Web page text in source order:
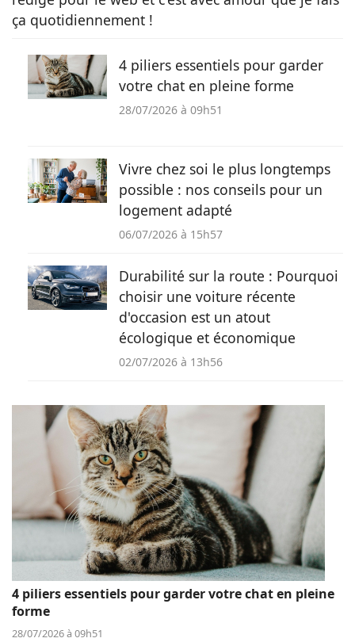
ça quotidiennement !
4 piliers essentiels pour garder
votre chat en pleine forme
28/07/2026 à 09h51
Vivre chez soi le plus longtemps
possible : nos conseils pour un
logement adapté
06/07/2026 à 15h57
Durabilité sur la route : Pourquoi
choisir une voiture récente
d'occasion est un atout
écologique et économique
02/07/2026 à 13h56
4 piliers essentiels pour garder votre chat en pleine
forme
28/07/2026 à 09h51